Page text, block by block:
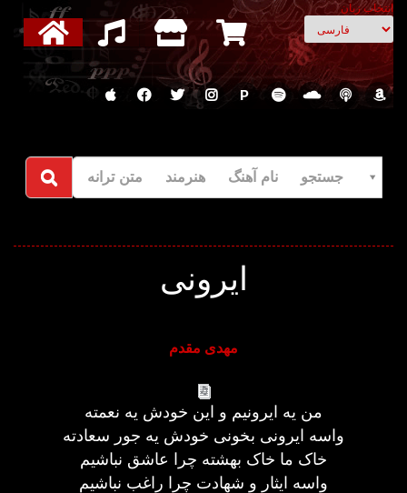
انتخاب زبان
P
جستجو نام آهنگ هنرمند متن ترانه
ایرونی
مهدی مقدم
من یه ایرونیم و این خودش یه نعمته
واسه ایرونی بخونی خودش یه جور سعادته
خاک ما خاک بهشته چرا عاشق نباشیم
واسه ایثار و شهادت چرا راغب نباشیم